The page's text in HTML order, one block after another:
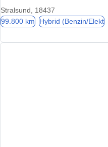
Stralsund, 18437
99.800 km Hybrid (Benzin/Elekt